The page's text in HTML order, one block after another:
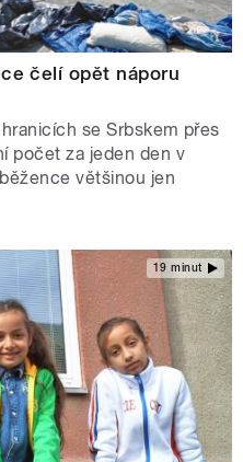
čelí opět náporu
se Srbskem přes
počet za jeden den v
většinou jen
19 minut